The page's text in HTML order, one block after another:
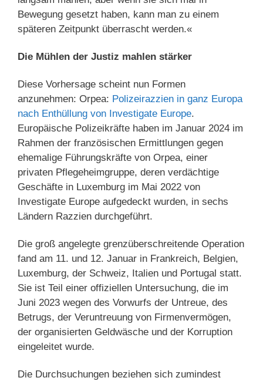
Bewegung gesetzt haben, kann man zu einem
späteren Zeitpunkt überrascht werden.«
Die Mühlen der Justiz mahlen stärker
Diese Vorhersage scheint nun Formen
anzunehmen: Orpea: Polizeirazzien in ganz Europa
nach Enthüllung von Investigate Europe.
Europäische Polizeikräfte haben im Januar 2024 im
Rahmen der französischen Ermittlungen gegen
ehemalige Führungskräfte von Orpea, einer
privaten Pflegeheimgruppe, deren verdächtige
Geschäfte in Luxemburg im Mai 2022 von
Investigate Europe aufgedeckt wurden, in sechs
Ländern Razzien durchgeführt.
Die groß angelegte grenzüberschreitende Operation
fand am 11. und 12. Januar in Frankreich, Belgien,
Luxemburg, der Schweiz, Italien und Portugal statt.
Sie ist Teil einer offiziellen Untersuchung, die im
Juni 2023 wegen des Vorwurfs der Untreue, des
Betrugs, der Veruntreuung von Firmenvermögen,
der organisierten Geldwäsche und der Korruption
eingeleitet wurde.
Die Durchsuchungen beziehen sich zumindest